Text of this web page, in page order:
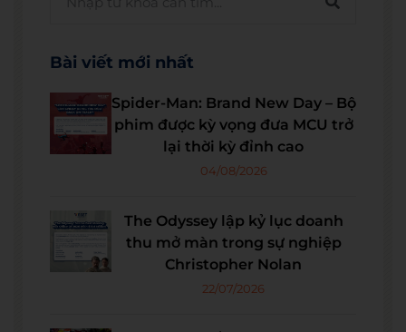
Bài viết mới nhất
Spider-Man: Brand New Day – Bộ
phim được kỳ vọng đưa MCU trở
lại thời kỳ đỉnh cao
04/08/2026
The Odyssey lập kỷ lục doanh
thu mở màn trong sự nghiệp
Christopher Nolan
22/07/2026